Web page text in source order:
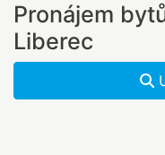
Pronájem
Liberec